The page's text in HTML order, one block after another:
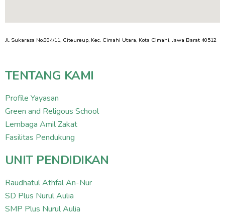
Jl. Sukarasa No.004/11, Citeureup, Kec. Cimahi Utara, Kota Cimahi, Jawa Barat 40512
TENTANG KAMI
Profile Yayasan
Green and Religous School
Lembaga Amil Zakat
Fasilitas Pendukung
UNIT PENDIDIKAN
Raudhatul Athfal An-Nur
SD Plus Nurul Aulia
SMP Plus Nurul Aulia